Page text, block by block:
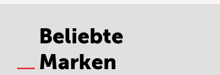
Beliebte
Marken